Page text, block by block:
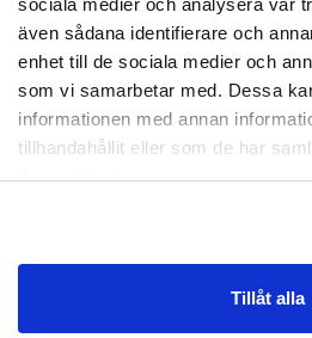
även sådana identifierare och
enhet till de sociala medier och
som vi samarbetar med. Dessa
informationen med annan
tillhandahållit eller som de har
deras tjänster.
Tillåt alla
Artikelnummer:ZGD-0105
Nej tack